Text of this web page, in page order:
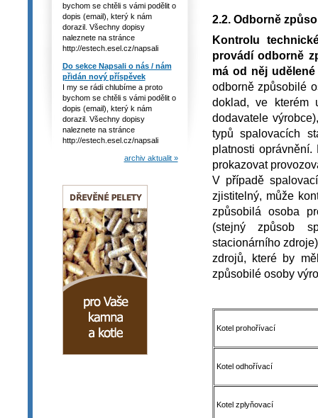
bychom se chtěli s vámi podělit o
dopis (email), který k nám
dorazil. Všechny dopisy
naleznete na stránce
http://estech.esel.cz/napsali
Do sekce Napsali o nás / nám
přidán nový příspěvek
I my se rádi chlubíme a proto
bychom se chtěli s vámi podělit o
dopis (email), který k nám
dorazil. Všechny dopisy
naleznete na stránce
http://estech.esel.cz/napsali
archiv aktualit »
2.2. Odborně
Kontrolu
provádí odborně
má od něj
odborně způsobilé
doklad, ve kterém
dodavatele
typů spalovacích
platnosti
prokazovat
V případě
zjistitelný, může
způsobilá osoba
(stejný způsob
stacionárního
zdrojů, které by
způsobilé osoby
Kotel prohořívací
Kotel odhořívací
Kotel zplyňovací